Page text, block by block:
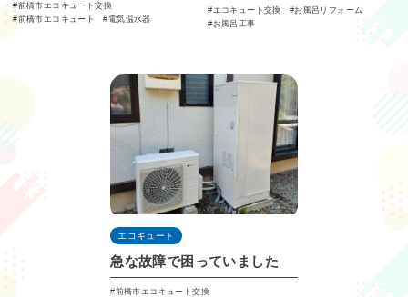
前橋市エコキュート交換
前橋市エコキュート
電気温水器
エコキュート交換
お風呂リフォーム
お風呂工事
エコキュート
急な故障で困っていました
前橋市エコキュート交換